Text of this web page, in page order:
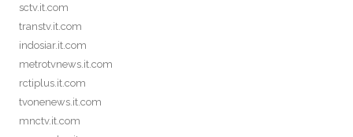
sctv.it.com
transtv.it.com
indosiar.it.com
metrotvnews.it.com
rctiplus.it.com
tvonenews.it.com
mnctv.it.com